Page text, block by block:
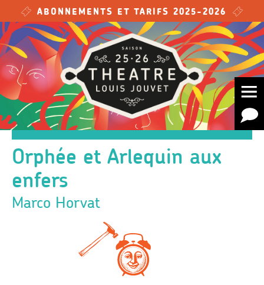
Skip to main content
ABONNEMENTS ET TARIFS 2025-2026
Orphée et Arlequin aux
enfers
Marco Horvat